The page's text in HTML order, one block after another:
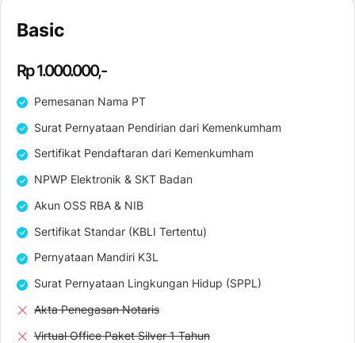
Basic
Rp 1.000.000,-
Pemesanan Nama PT
Surat Pernyataan Pendirian dari Kemenkumham
Sertifikat Pendaftaran dari Kemenkumham
NPWP Elektronik & SKT Badan
Akun OSS RBA & NIB
Sertifikat Standar (KBLI Tertentu)
Pernyataan Mandiri K3L
Surat Pernyataan Lingkungan Hidup (SPPL)
Akta Penegasan Notaris
Virtual Office Paket Silver 1 Tahun